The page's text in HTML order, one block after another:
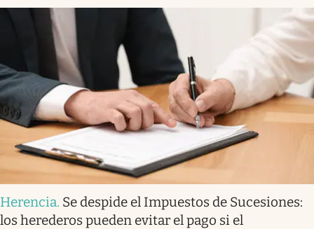
Herencia. Se despide el Impuestos de Sucesiones:
los herederos pueden evitar el pago si el